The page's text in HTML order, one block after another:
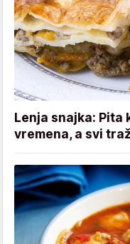
Lenja snajka: Pita
vremena, a svi